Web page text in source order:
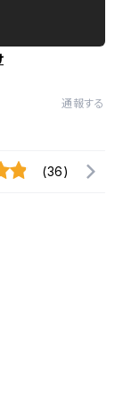
通報する
(36)